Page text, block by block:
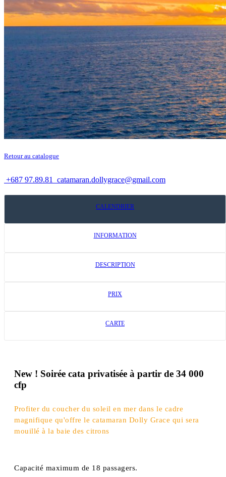
Retour au catalogue
+687 97.89.81 catamaran.dollygrace@gmail.com
CALENDRIER
INFORMATION
DESCRIPTION
PRIX
CARTE
New ! Soirée cata privatisée à partir de 34 000
cfp
Profiter du coucher du soleil en mer dans le cadre
magnifique qu'offre le catamaran Dolly Grace qui sera
mouillé à la baie des citrons
Capacité maximum de 18 passagers.